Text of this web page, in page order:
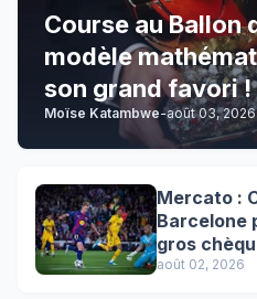
Course au Ballon
modèle
son grand favori !
Moïse Katambwe-août 03, 2026
Mercato :
Barcelone
gros
août 02, 2026